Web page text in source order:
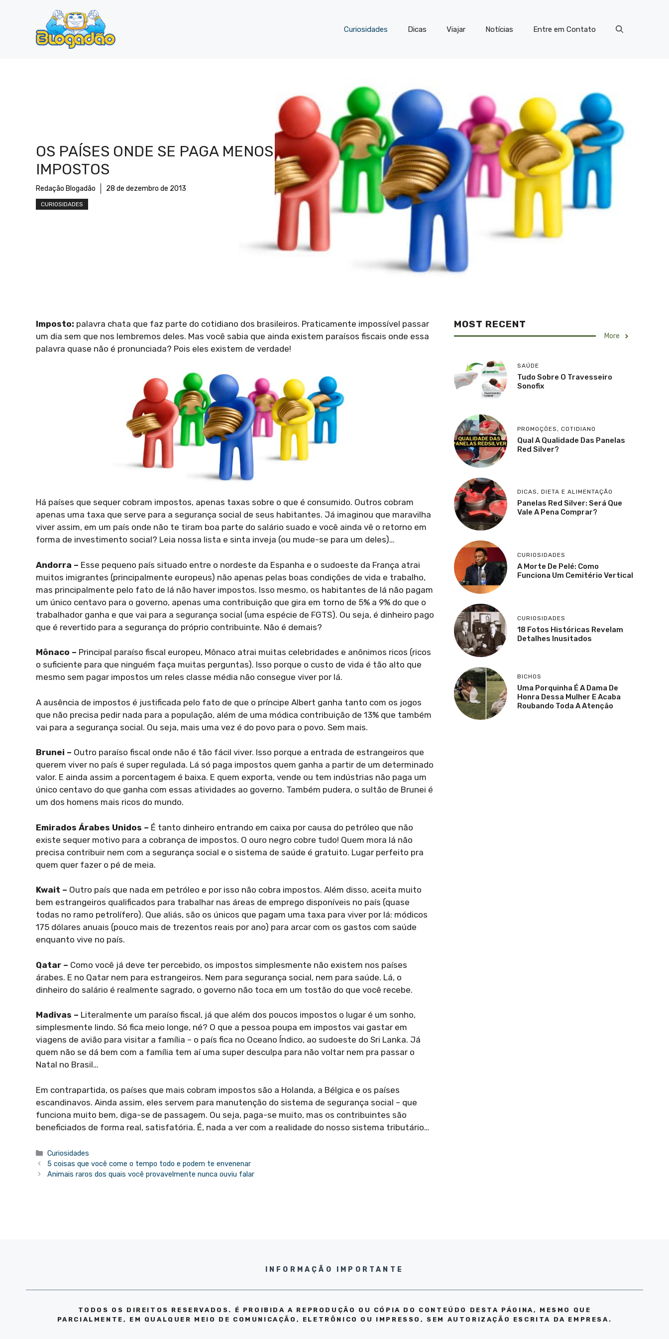
conteúdo
Curiosidades Dicas Viajar Notícias Entre em Contato
OS PAÍSES ONDE SE PAGA MENOS
IMPOSTOS
Redação Blogadão 28 de dezembro de 2013
CURIOSIDADES
Imposto: palavra chata que faz parte do cotidiano dos brasileiros. Praticamente impossível passar
um dia sem que nos lembremos deles. Mas você sabia que ainda existem paraísos fiscais onde essa
palavra quase não é pronunciada? Pois eles existem de verdade!
Há países que sequer cobram impostos, apenas taxas sobre o que é consumido. Outros cobram
apenas uma taxa que serve para a segurança social de seus habitantes. Já imaginou que maravilha
viver assim, em um país onde não te tiram boa parte do salário suado e você ainda vê o retorno em
forma de investimento social? Leia nossa lista e sinta inveja (ou mude-se para um deles)…
Andorra – Esse pequeno país situado entre o nordeste da Espanha e o sudoeste da França atrai
muitos imigrantes (principalmente europeus) não apenas pelas boas condições de vida e trabalho,
mas principalmente pelo fato de lá não haver impostos. Isso mesmo, os habitantes de lá não pagam
um único centavo para o governo, apenas uma contribuição que gira em torno de 5% a 9% do que o
trabalhador ganha e que vai para a segurança social (uma espécie de FGTS). Ou seja, é dinheiro pago
que é revertido para a segurança do próprio contribuinte. Não é demais?
Mônaco – Principal paraíso fiscal europeu, Mônaco atrai muitas celebridades e anônimos ricos (ricos
o suficiente para que ninguém faça muitas perguntas). Isso porque o custo de vida é tão alto que
mesmo sem pagar impostos um reles classe média não consegue viver por lá.
A ausência de impostos é justificada pelo fato de que o príncipe Albert ganha tanto com os jogos
que não precisa pedir nada para a população, além de uma módica contribuição de 13% que também
vai para a segurança social. Ou seja, mais uma vez é do povo para o povo. Sem mais.
Brunei – Outro paraíso fiscal onde não é tão fácil viver. Isso porque a entrada de estrangeiros que
querem viver no país é super regulada. Lá só paga impostos quem ganha a partir de um determinado
valor. E ainda assim a porcentagem é baixa. E quem exporta, vende ou tem indústrias não paga um
único centavo do que ganha com essas atividades ao governo. Também pudera, o sultão de Brunei é
um dos homens mais ricos do mundo.
Emirados Árabes Unidos – É tanto dinheiro entrando em caixa por causa do petróleo que não
existe sequer motivo para a cobrança de impostos. O ouro negro cobre tudo! Quem mora lá não
precisa contribuir nem com a segurança social e o sistema de saúde é gratuito. Lugar perfeito pra
quem quer fazer o pé de meia.
Kwait – Outro país que nada em petróleo e por isso não cobra impostos. Além disso, aceita muito
bem estrangeiros qualificados para trabalhar nas áreas de emprego disponíveis no país (quase
todas no ramo petrolífero). Que aliás, são os únicos que pagam uma taxa para viver por lá: módicos
175 dólares anuais (pouco mais de trezentos reais por ano) para arcar com os gastos com saúde
enquanto vive no país.
Qatar – Como você já deve ter percebido, os impostos simplesmente não existem nos países
árabes. E no Qatar nem para estrangeiros. Nem para segurança social, nem para saúde. Lá, o
dinheiro do salário é realmente sagrado, o governo não toca em um tostão do que você recebe.
Madivas – Literalmente um paraíso fiscal, já que além dos poucos impostos o lugar é um sonho,
simplesmente lindo. Só fica meio longe, né? O que a pessoa poupa em impostos vai gastar em
viagens de avião para visitar a família – o país fica no Oceano Índico, ao sudoeste do Sri Lanka. Já
quem não se dá bem com a família tem aí uma super desculpa para não voltar nem pra passar o
Natal no Brasil…
Em contrapartida, os países que mais cobram impostos são a Holanda, a Bélgica e os países
escandinavos. Ainda assim, eles servem para manutenção do sistema de segurança social – que
funciona muito bem, diga-se de passagem. Ou seja, paga-se muito, mas os contribuintes são
beneficiados de forma real, satisfatória. É, nada a ver com a realidade do nosso sistema tributário…
Categorias
Curiosidades
5 coisas que você come o tempo todo e podem te envenenar
Animais raros dos quais você provavelmente nunca ouviu falar
MOST RECENT
More
SAÚDE
Tudo Sobre O Travesseiro
Sonofix
PROMOÇÕES , COTIDIANO
Qual A Qualidade Das Panelas
Red Silver?
DICAS, DIETA E ALIMENTAÇÃO
Panelas Red Silver: Será Que
Vale A Pena Comprar?
CURIOSIDADES
A Morte De Pelé: Como
Funciona Um Cemitério Vertical
CURIOSIDADES
18 Fotos Históricas Revelam
Detalhes Inusitados
BICHOS
Uma Porquinha É A Dama De
Honra Dessa Mulher E Acaba
Roubando Toda A Atenção
INFORMAÇÃO IMPORTANTE
TODOS OS DIREITOS RESERVADOS. É PROIBIDA A REPRODUÇÃO OU CÓPIA DO CONTEÚDO DESTA PÁGINA, MESMO QUE
PARCIALMENTE, EM QUALQUER MEIO DE COMUNICAÇÃO, ELETRÔNICO OU IMPRESSO, SEM AUTORIZAÇÃO ESCRITA DA EMPRESA.